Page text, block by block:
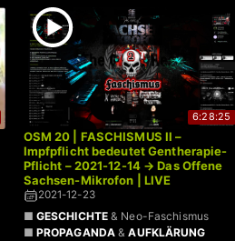
6:28:25
OSM 20 | FASCHISMUS II –
Impfpflicht bedeutet Gentherapie-
Pflicht – 2021-12-14 → Das Offene
Sachsen-Mikrofon | LIVE
2021-12-23
■ GESCHICHTE & Neo-Faschismus
■ PROPAGANDA &AUFKLÄRUNG